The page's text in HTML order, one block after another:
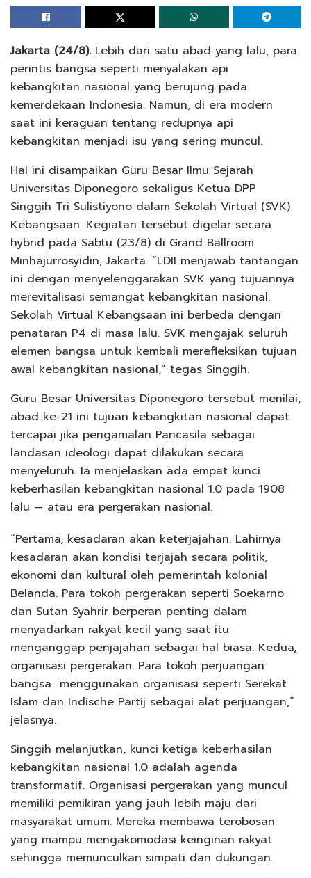
Jakarta (24/8).Lebih dari satu abad yang lalu, para
perintis bangsa seperti menyalakan api
kebangkitan nasional yang berujung pada
kemerdekaan Indonesia. Namun, di era modern
saat ini keraguan tentang redupnya api
kebangkitan menjadi isu yang sering muncul.
Hal ini disampaikan Guru Besar Ilmu Sejarah
Universitas Diponegoro sekaligus Ketua DPP
Singgih Tri Sulistiyono dalam Sekolah Virtual (SVK)
Kebangsaan. Kegiatan tersebut digelar secara
hybrid pada Sabtu (23/8) di Grand Ballroom
Minhajurrosyidin, Jakarta. “LDII menjawab tantangan
ini dengan menyelenggarakan SVK yang tujuannya
merevitalisasi semangat kebangkitan nasional.
Sekolah Virtual Kebangsaan ini berbeda dengan
penataran P4 di masa lalu. SVK mengajak seluruh
elemen bangsa untuk kembali merefleksikan tujuan
awal kebangkitan nasional,” tegas Singgih.
Guru Besar Universitas Diponegoro tersebut menilai,
abad ke-21 ini tujuan kebangkitan nasional dapat
tercapai jika pengamalan Pancasila sebagai
landasan ideologi dapat dilakukan secara
menyeluruh. Ia menjelaskan ada empat kunci
keberhasilan kebangkitan nasional 1.0 pada 1908
lalu — atau era pergerakan nasional.
“Pertama, kesadaran akan keterjajahan. Lahirnya
kesadaran akan kondisi terjajah secara politik,
ekonomi dan kultural oleh pemerintah kolonial
Belanda. Para tokoh pergerakan seperti Soekarno
dan Sutan Syahrir berperan penting dalam
menyadarkan rakyat kecil yang saat itu
menganggap penjajahan sebagai hal biasa. Kedua,
organisasi pergerakan. Para tokoh perjuangan
bangsa menggunakan organisasi seperti Serekat
Islam dan Indische Partij sebagai alat perjuangan,”
jelasnya.
Singgih melanjutkan, kunci ketiga keberhasilan
kebangkitan nasional 1.0 adalah agenda
transformatif. Organisasi pergerakan yang muncul
memiliki pemikiran yang jauh lebih maju dari
masyarakat umum. Mereka membawa terobosan
yang mampu mengakomodasi keinginan rakyat
sehingga memunculkan simpati dan dukungan.